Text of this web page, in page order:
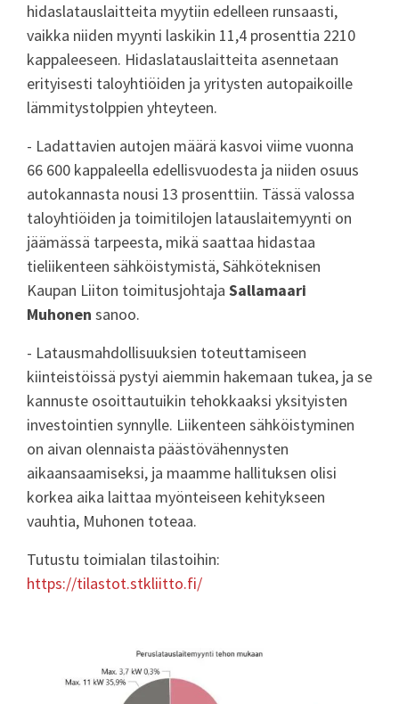
hidaslatauslaitteita myytiin edelleen runsaasti,
vaikka niiden myynti laskikin 11,4 prosenttia 2210
kappaleeseen. Hidaslatauslaitteita asennetaan
erityisesti taloyhtiöiden ja yritysten autopaikoille
lämmitystolppien yhteyteen.
- Ladattavien autojen määrä kasvoi viime vuonna
66 600 kappaleella edellisvuodesta ja niiden osuus
autokannasta nousi 13 prosenttiin. Tässä valossa
taloyhtiöiden ja toimitilojen latauslaitemyynti on
jäämässä tarpeesta, mikä saattaa hidastaa
tieliikenteen sähköistymistä, Sähköteknisen
Kaupan Liiton toimitusjohtaja Sallamaari
Muhonen sanoo.
- Latausmahdollisuuksien toteuttamiseen
kiinteistöissä pystyi aiemmin hakemaan tukea, ja se
kannuste osoittautuikin tehokkaaksi yksityisten
investointien synnylle. Liikenteen sähköistyminen
on aivan olennaista päästövähennysten
aikaansaamiseksi, ja maamme hallituksen olisi
korkea aika laittaa myönteiseen kehitykseen
vauhtia, Muhonen toteaa.
Tutustu toimialan tilastoihin:
https://tilastot.stkliitto.fi/